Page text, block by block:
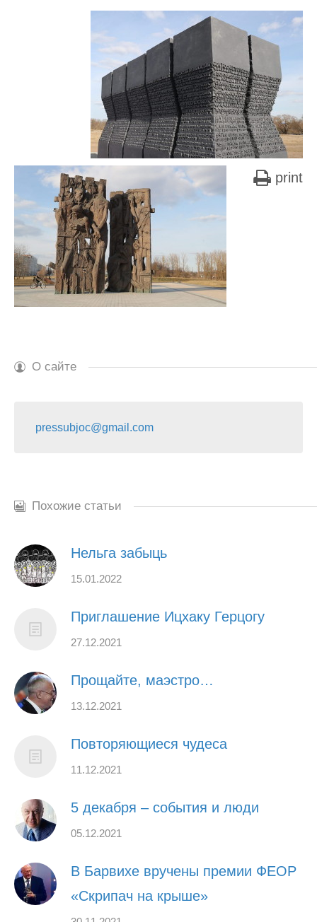
print
О сайте
pressubjoc@gmail.com
Похожие статьи
Нельга забыць
15.01.2022
Приглашение Ицхаку Герцогу
27.12.2021
Прощайте, маэстро…
13.12.2021
Повторяющиеся чудеса
11.12.2021
5 декабря – события и люди
05.12.2021
В Барвихе вручены премии ФЕОР
«Скрипач на крыше»